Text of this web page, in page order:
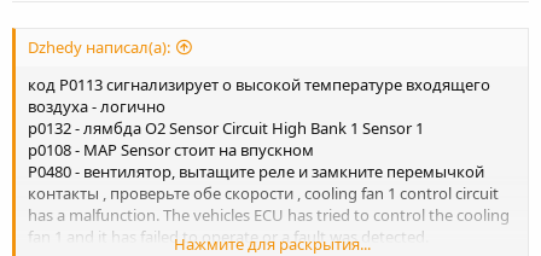
Dzhedy написал(а):
код Р0113 сигнализирует о высокой температуре входящего
воздуха - логично
р0132 - лямбда O2 Sensor Circuit High Bank 1 Sensor 1
р0108 - MAP Sensor стоит на впускном
P0480 - вентилятор, вытащите реле и замкните перемычкой
контакты , проверьте обе скорости , cooling fan 1 control circuit
has a malfunction. The vehicles ECU has tried to control the cooling
fan 1 and it has failed to operate or a fault was detected.
Нажмите для раскрытия...